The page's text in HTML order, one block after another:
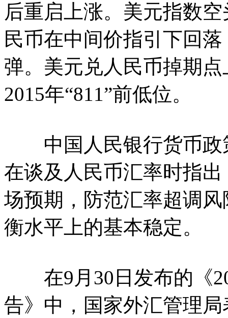
后重启上涨。美元指数
民币在中间价指引下回
弹。美元兑人民币掉期
2015年“811”前低位。
中国人民银行货币政
在谈及人民币汇率时指
场预期，防范汇率超调
衡水平上的基本稳定。
在9月30日发布的《
告》中，国家外汇管理